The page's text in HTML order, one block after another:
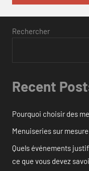
Rechercher
Recent
Pourquoi choisir des
Menuiseries sur
Quels événements
ce que vous devez